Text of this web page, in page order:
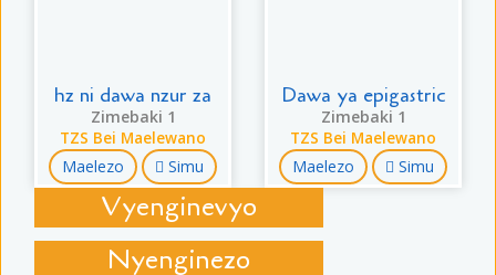
hz ni dawa nzur za
Zimebaki 1
TZS Bei Maelewano
Maelezo Simu
Dawa ya epigastric
Zimebaki 1
TZS Bei Maelewano
Maelezo Simu
Vyenginevyo
Nyenginezo